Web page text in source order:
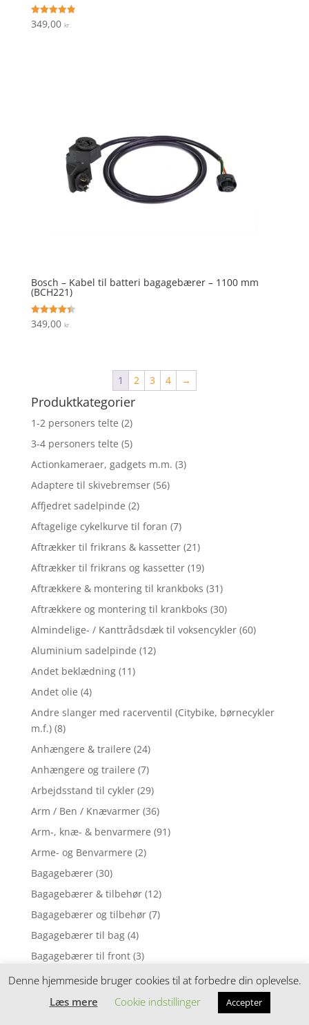
Vurderet
4.9
349,00 kr.
Bosch – Kabel til batteri bagagebærer – 1100 mm
(BCH221)
Vurderet
4.4
349,00 kr.
1 2 3 4 →
Produktkategorier
1-2 personers telte (2)
3-4 personers telte (5)
Actionkameraer, gadgets m.m. (3)
Adaptere til skivebremser (56)
Affjedret sadelpinde (2)
Aftagelige cykelkurve til foran (7)
Aftrækker til frikrans & kassetter (21)
Aftrækker til frikrans og kassetter (19)
Aftrækkere & montering til krankboks (31)
Aftrækkere og montering til krankboks (30)
Almindelige- / Kanttrådsdæk til voksencykler (60)
Aluminium sadelpinde (12)
Andet beklædning (11)
Andet olie (4)
Andre slanger med racerventil (Citybike, børnecykler
m.f.) (8)
Anhængere & trailere (24)
Anhængere og trailere (7)
Arbejdsstand til cykler (29)
Arm / Ben / Knævarmer (36)
Arm-, knæ- & benvarmere (91)
Arme- og Benvarmere (2)
Bagagebærer (30)
Bagagebærer & tilbehør (12)
Bagagebærer og tilbehør (7)
Bagagebærer til bag (4)
Bagagebærer til front (3)
Baghjul med indvendige gear til voksencykler (1)
Baghjul til MTB cykler 26" (1)
Denne hjemmeside bruger cookies til at forbedre din oplevelse.
Læs mere
Cookie indstillinger Accepter